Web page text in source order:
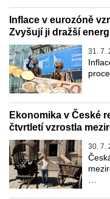
Inflace v eurozóně
Zvyšují ji dražší
31. 7.
Ekonomika v České
čtvrtletí vzrostla
30. 7.